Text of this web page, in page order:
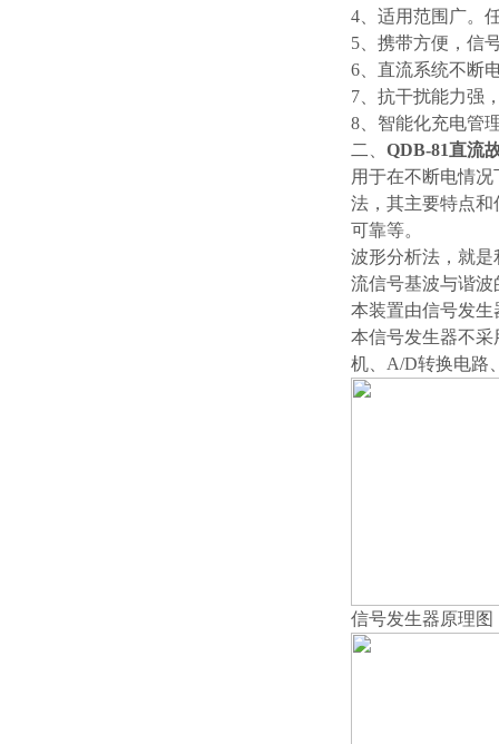
4、适用范围广。
5、携带方便，信
6、直流系统不断
7、抗干扰能力强
8、智能化充电管
二、 QDB-81直流
用于在不断电情
法，其主要特点
可靠等。
波形分析法，就
流信号基波与谐
本装置由信号发
本信号发生器不
机、A/D转换电路
信号发生器原理图